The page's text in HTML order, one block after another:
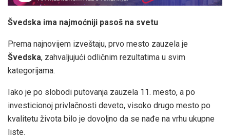
Švedska ima najmoćniji pasoš na svetu
Prema najnovijem izveštaju, prvo mesto zauzela je
Švedska, zahvaljujući odličnim rezultatima u svim
kategorijama.
Iako je po slobodi putovanja zauzela 11. mesto, a po
investicionoj privlačnosti deveto, visoko drugo mesto po
kvalitetu života bilo je dovoljno da se nađe na vrhu ukupne
liste.